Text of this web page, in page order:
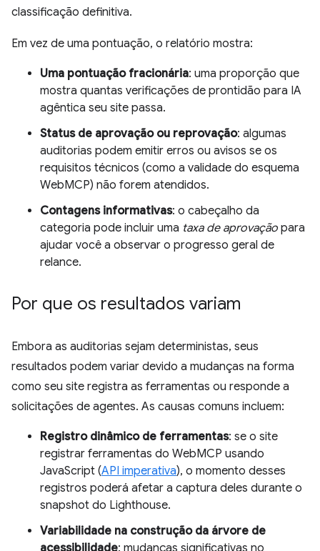
classificação definitiva.
Em vez de uma pontuação, o relatório mostra:
Uma pontuação fracionária: uma proporção que
mostra quantas verificações de prontidão para IA
agêntica seu site passa.
Status de aprovação ou reprovação: algumas
auditorias podem emitir erros ou avisos se os
requisitos técnicos (como a validade do esquema
WebMCP) não forem atendidos.
Contagens informativas: o cabeçalho da
categoria pode incluir uma taxa de aprovação para
ajudar você a observar o progresso geral de
relance.
Por que os resultados variam
Embora as auditorias sejam deterministas, seus
resultados podem variar devido a mudanças na forma
como seu site registra as ferramentas ou responde a
solicitações de agentes. As causas comuns incluem:
Registro dinâmico de ferramentas: se o site
registrar ferramentas do WebMCP usando
JavaScript (API imperativa), o momento desses
registros poderá afetar a captura deles durante o
snapshot do Lighthouse.
Variabilidade na construção da árvore de
acessibilidade: mudanças significativas no